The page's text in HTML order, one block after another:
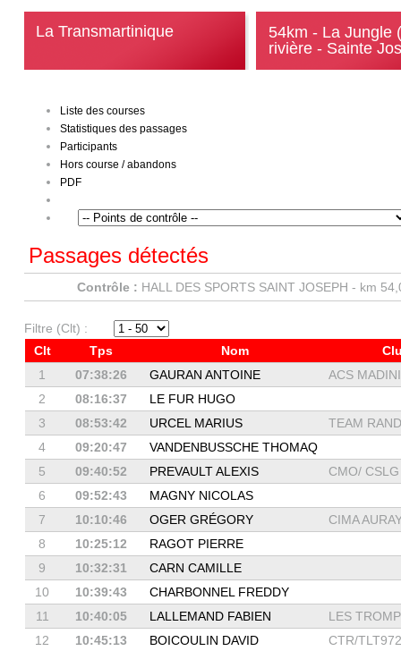
La Transmartinique
54km - La Jungle
rivière - Sainte
Liste des courses
Statistiques des passages
Participants
Hors course / abandons
PDF
Passages détectés
Contrôle : HALL DES SPORTS SAINT JOSEPH - km
Filtre (Clt) :
Clt
Tps Nom
1
07:38:26 GAURAN ANTOINE
ACS
2
08:16:37
LE FUR HUGO
3
08:53:42 URCEL MARIUS
TEAM
4
09:20:47
VANDENBUSSCHE THOMAQ
5
09:40:52 PREVAULT ALEXIS
CMO/
6
09:52:43
MAGNY NICOLAS
7
10:10:46 OGER GRÉGORY
CIMA
8
10:25:12
RAGOT PIERRE
9
10:32:31
CARN CAMILLE
10
10:39:43
CHARBONNEL FREDDY
11
10:40:05 LALLEMAND FABIEN
LES
12
10:45:13 BOICOULIN DAVID
CTR/TLT972